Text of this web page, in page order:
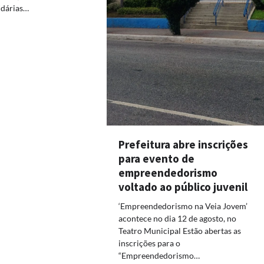
Prefeitura abre inscrições
para evento de
empreendedorismo
voltado ao público juvenil
‘Empreendedorismo na Veia Jovem’
acontece no dia 12 de agosto, no
Teatro Municipal Estão abertas as
inscrições para o
“Empreendedorismo…